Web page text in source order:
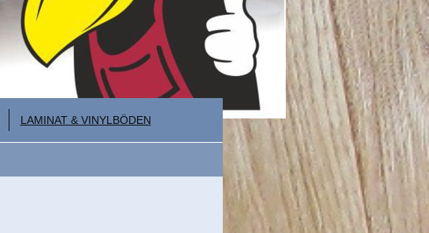
LAMINAT & VINYLBÖDEN